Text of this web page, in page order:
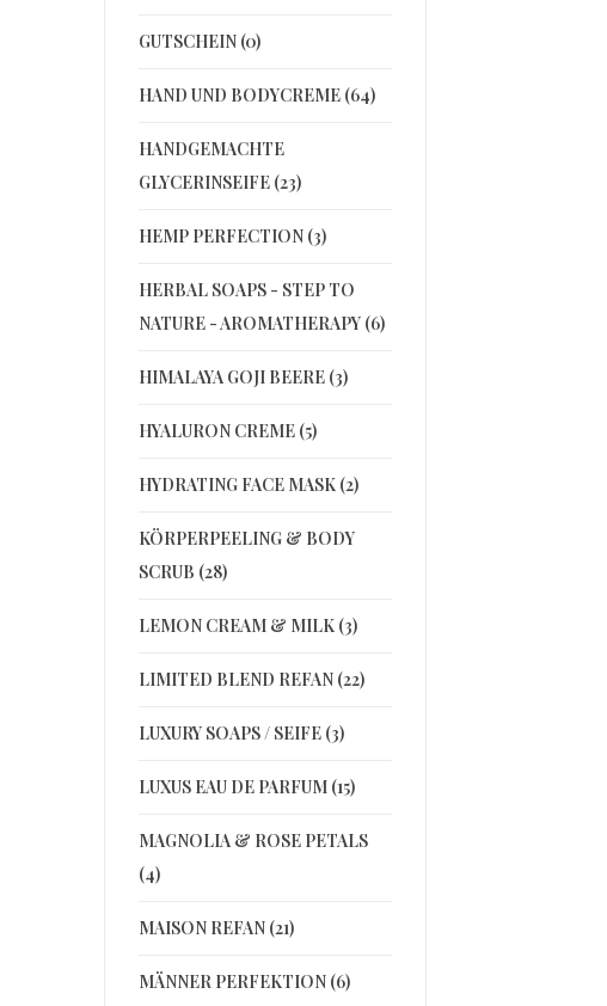
GUTSCHEIN (0)
HAND UND BODYCREME (64)
HANDGEMACHTE
GLYCERINSEIFE (23)
HEMP PERFECTION (3)
HERBAL SOAPS - STEP TO
NATURE - AROMATHERAPY (6)
HIMALAYA GOJI BEERE (3)
HYALURON CREME (5)
HYDRATING FACE MASK (2)
KÖRPERPEELING & BODY
SCRUB (28)
LEMON CREAM & MILK (3)
LIMITED BLEND REFAN (22)
LUXURY SOAPS / SEIFE (3)
LUXUS EAU DE PARFUM (15)
MAGNOLIA & ROSE PETALS
(4)
MAISON REFAN (21)
MÄNNER PERFEKTION (6)